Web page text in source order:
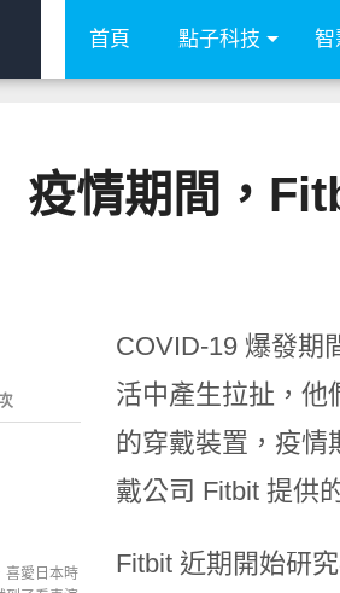
首頁 點子科技 智
疫情期間，
COVID-19 爆發期
活中產生拉扯，他
的穿戴裝置，疫情
戴公司 Fitbit 提供
Fitbit 近期開始研
喜愛日本時